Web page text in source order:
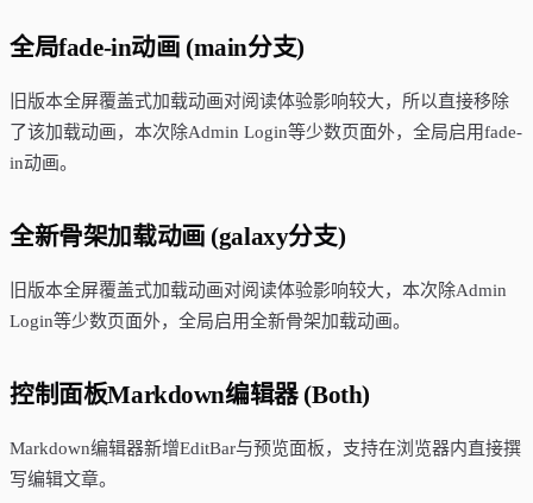
全局fade-in动画 (main分支)
旧版本全屏覆盖式加载动画对阅读体验影响较大，所以直接移除
了该加载动画，本次除Admin Login等少数页面外，全局启用fade-
in动画。
全新骨架加载动画 (galaxy分支)
旧版本全屏覆盖式加载动画对阅读体验影响较大，本次除Admin
Login等少数页面外，全局启用全新骨架加载动画。
控制面板Markdown编辑器 (Both)
Markdown编辑器新增EditBar与预览面板，支持在浏览器内直接撰
写编辑文章。